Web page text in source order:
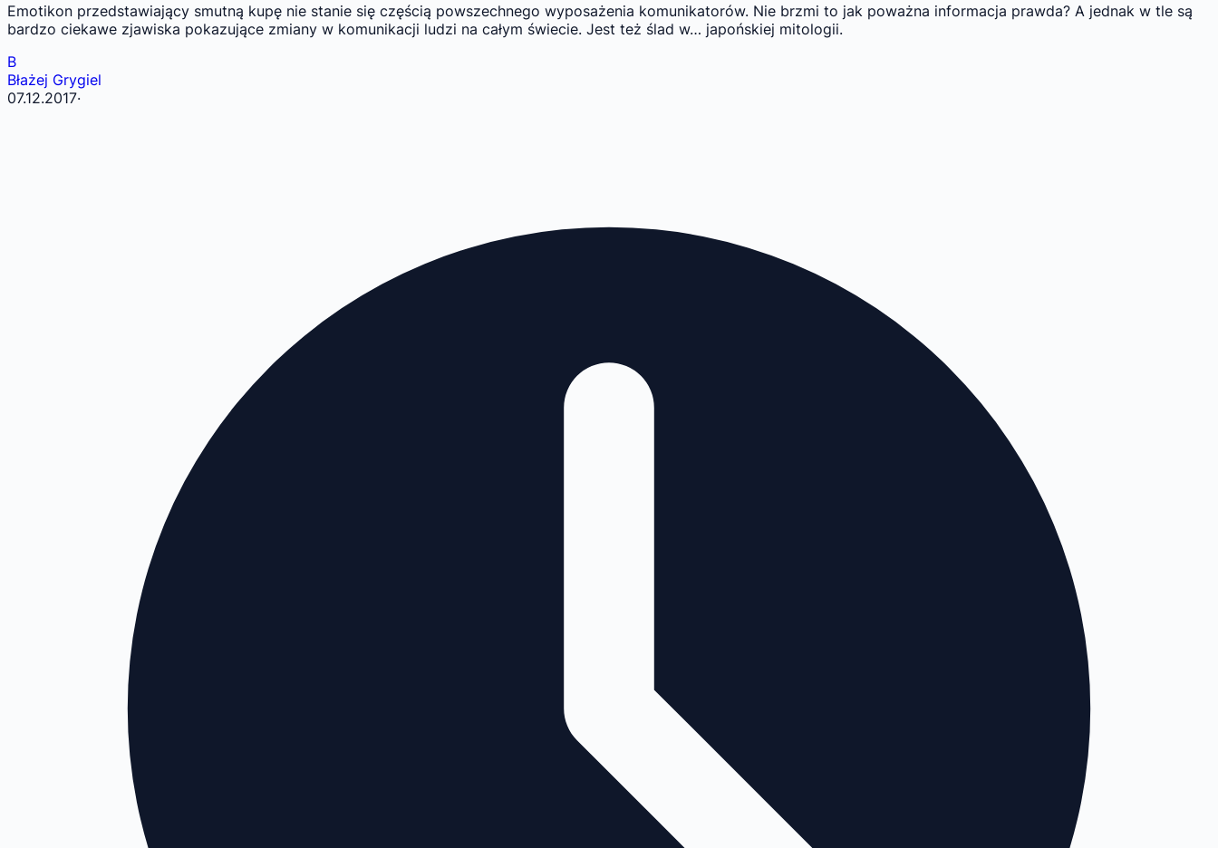
Emotikon przedstawiający smutną kupę nie stanie się częścią powszechnego wyposażenia komunikatorów. Nie brzmi to jak poważna informacja prawda? A jednak w tle są
bardzo ciekawe zjawiska pokazujące zmiany w komunikacji ludzi na całym świecie. Jest też ślad w… japońskiej mitologii.
B
Błażej Grygiel
07.12.2017·